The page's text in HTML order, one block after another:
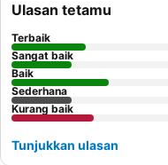
Ulasan tetamu
Terbaik
Sangat baik
Baik
Sederhana
Kurang baik
Tunjukkan ulasan